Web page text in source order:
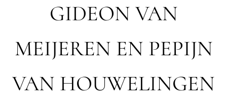
GIDEON VAN
MEIJEREN EN PEPIJN
VAN HOUWELINGEN